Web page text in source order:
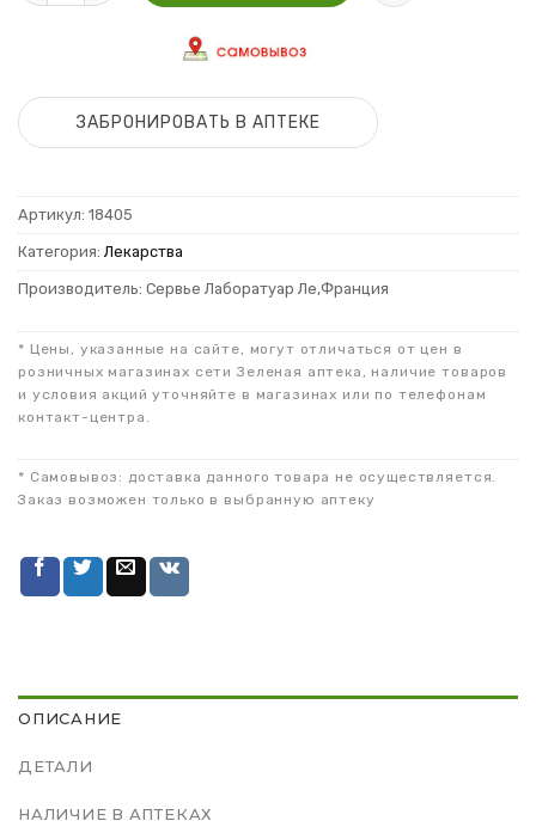
ЗАБРОНИРОВАТЬ В АПТЕКЕ
Артикул: 18405
Категория:Лекарства
Производитель: Сервье Лаборатуар Ле,Франция
* Цены, указанные на сайте, могут отличаться от цен в
розничных магазинах сети Зеленая аптека, наличие товаров
и условия акций уточняйте в магазинах или по телефонам
контакт-центра.
* Самовывоз: доставка данного товара не осуществляется.
Заказ возможен только в выбранную аптеку
ОПИСАНИЕ
ДЕТАЛИ
НАЛИЧИЕ В АПТЕКАХ